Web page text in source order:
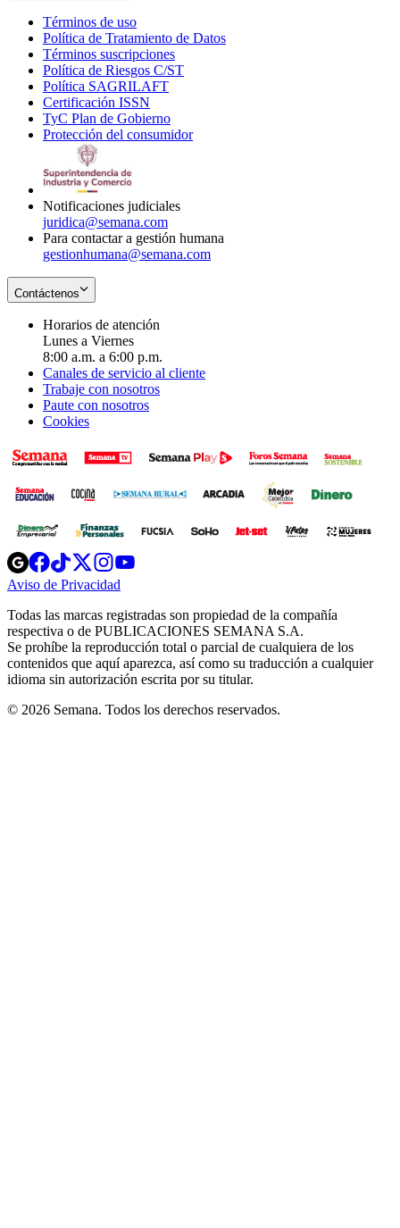
Términos de uso
in
new
window
Política de Tratamiento de Datos
Términos suscripciones
in
Política de Riesgos C/ST
Política SAGRILAFT
new
window
Certificación ISSN
in
new
TyC Plan de Gobierno
in
Protección del consumidorOpens
Notificaciones judiciales
juridica@semana.com
Para contactar a gestión humana
gestionhumana@semana.com
Contáctenos
Horarios de atención
Lunes a Viernes
8:00 a.m. a 6:00 p.m.
Canales de servicio al cliente
Trabaje con nosotros
Paute con nosotros
Cookies
Opens
in
new
Opens
in
new
Opens
in
new
window
Opens
new
windowwindow
Aviso de Privacidad
new
window
Todas las marcas registradas son propiedad de la compañía
respectiva o de PUBLICACIONES SEMANA S.A.
Se prohíbe la reproducción total o parcial de cualquiera de los
contenidos que aquí aparezca, así como su traducción a cualquier
idioma sin autorización escrita por su titular.
© 2026 Semana. Todos los derechos reservados.